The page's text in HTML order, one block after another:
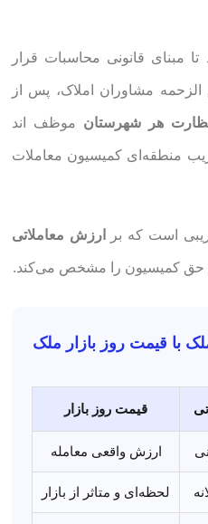
مبنای قانونی محاسبات قرار
مشاوران املاک، پس از
هر شهرستان موظف اند
منطقه‌ای کمیسیون معاملات
است که بر ارزش معاملاتی
حق کمیسیون را مشخص می‌کند.
با قیمت روز بازار ملک
قیمت روز بازار
ارزش واقعی معامله
لحظه‌ای و متاثر از بازار